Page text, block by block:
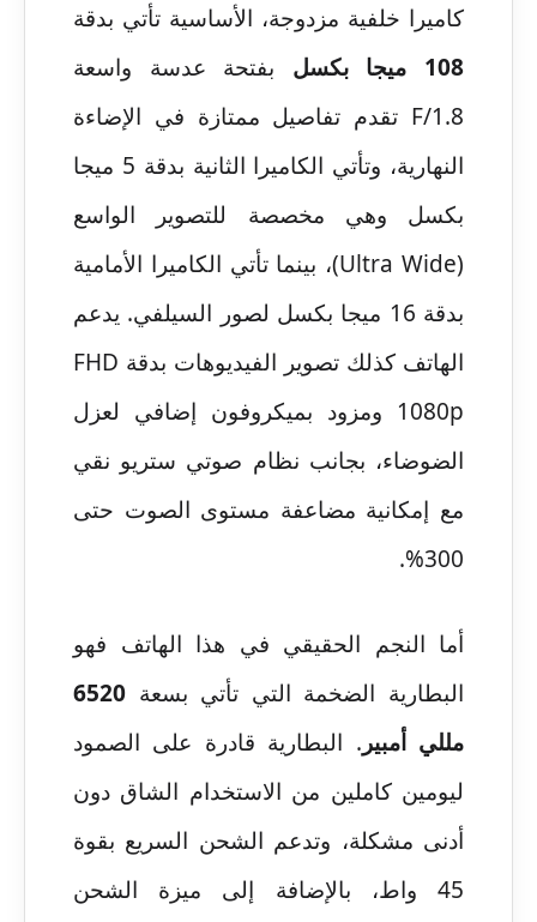
كاميرا خلفية مزدوجة، الأساسية تأتي بدقة
108 ميجا بكسل
بفتحة عدسة واسعة
F/1.8 تقدم تفاصيل ممتازة في الإضاءة
النهارية، وتأتي الكاميرا الثانية بدقة 5 ميجا
بكسل وهي مخصصة للتصوير الواسع
(Ultra Wide)، بينما تأتي الكاميرا الأمامية
بدقة 16 ميجا بكسل لصور السيلفي. يدعم
الهاتف كذلك تصوير الفيديوهات بدقة FHD
1080p ومزود بميكروفون إضافي لعزل
الضوضاء، بجانب نظام صوتي ستريو نقي
مع إمكانية مضاعفة مستوى الصوت حتى
300%.
أما النجم الحقيقي في هذا الهاتف فهو
البطارية الضخمة التي تأتي بسعة 6520
مللي أمبير. البطارية قادرة على الصمود
ليومين كاملين من الاستخدام الشاق دون
أدنى مشكلة، وتدعم الشحن السريع بقوة
45 واط، بالإضافة إلى ميزة الشحن